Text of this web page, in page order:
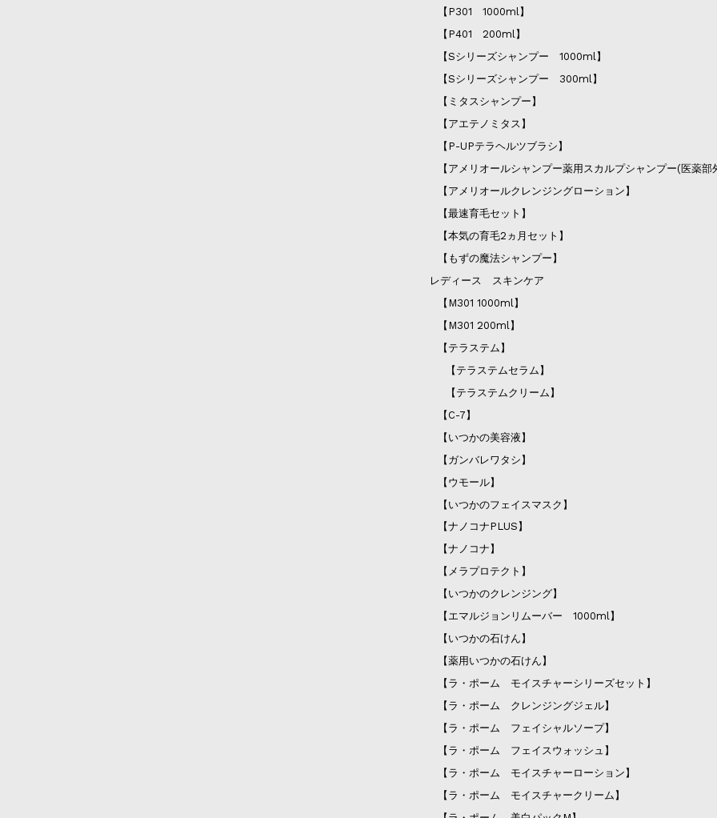
【P301 1000ml】
【P401 200ml】
【Sシリーズシャンプー 1000ml】
【Sシリーズシャンプー 300ml】
【ミタスシャンプー】
【アエテノミタス】
【P-UPテラヘルツブラシ】
【アメリオールシャンプー薬用スカルプシャンプー(医薬部
【アメリオールクレンジングローション】
【最速育毛セット】
【本気の育毛2ヵ月セット】
【もずの魔法シャンプー】
レディース スキンケア
【M301 1000ml】
【M301 200ml】
【テラステム】
【テラステムセラム】
【テラステムクリーム】
【C-7】
【いつかの美容液】
【ガンバレワタシ】
【ウモール】
【いつかのフェイスマスク】
【ナノコナPLUS】
【ナノコナ】
【メラプロテクト】
【いつかのクレンジング】
【エマルジョンリムーバー 1000ml】
【いつかの石けん】
【薬用いつかの石けん】
【ラ・ポーム モイスチャーシリーズセット】
【ラ・ポーム クレンジングジェル】
【ラ・ポーム フェイシャルソープ】
【ラ・ポーム フェイスウォッシュ】
【ラ・ポーム モイスチャーローション】
【ラ・ポーム モイスチャークリーム】